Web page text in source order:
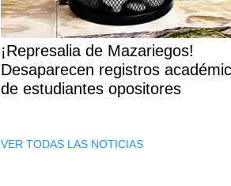
¡Represalia de Mazariegos!
Desaparecen registros
de estudiantes opositores
VER TODAS LAS NOTICIAS